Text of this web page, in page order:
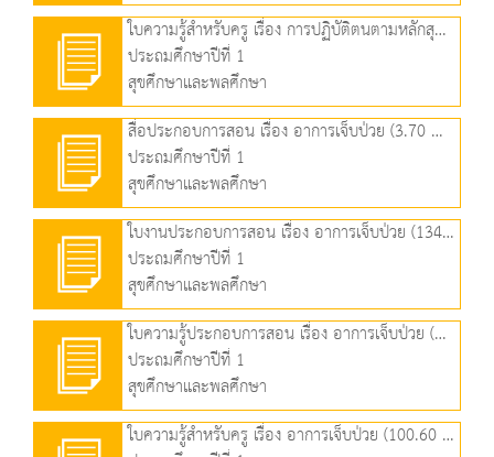
ใบความรู้สำหรับครู เรื่อง การปฏิบัติตนตามหลักสุขบัญญัติแห่งชาติ ข้อที่ 10 (120.32 KB)
ประถมศึกษาปีที่ 1
สุขศึกษาและพลศึกษา
สื่อประกอบการสอน เรื่อง อาการเจ็บป่วย (3.70 MB)
ประถมศึกษาปีที่ 1
สุขศึกษาและพลศึกษา
ใบงานประกอบการสอน เรื่อง อาการเจ็บป่วย (134.71 KB)
ประถมศึกษาปีที่ 1
สุขศึกษาและพลศึกษา
ใบความรู้ประกอบการสอน เรื่อง อาการเจ็บป่วย (203.44 KB)
ประถมศึกษาปีที่ 1
สุขศึกษาและพลศึกษา
ใบความรู้สำหรับครู เรื่อง อาการเจ็บป่วย (100.60 KB)